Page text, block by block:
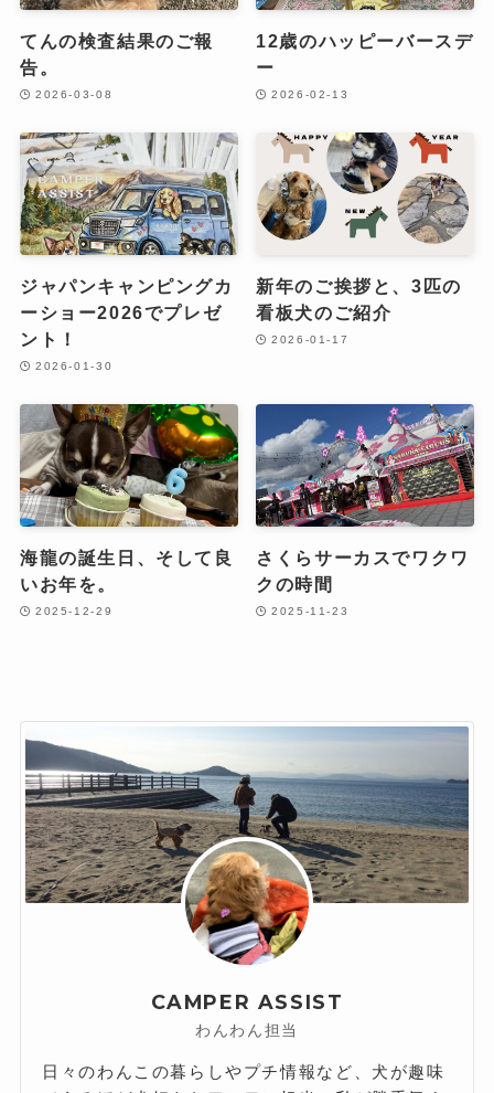
てんの検査結果のご報
告。
2026-03-08
12歳のハッピーバースデ
ー
2026-02-13
ジャパンキャンピングカ
ーショー2026でプレゼ
ント！
2026-01-30
新年のご挨拶と、3匹の
看板犬のご紹介
2026-01-17
海龍の誕生日、そして良
いお年を。
2025-12-29
さくらサーカスでワクワ
クの時間
2025-11-23
CAMPER ASSIST
わんわん担当
日々のわんこの暮らしやプチ情報など、犬が趣味